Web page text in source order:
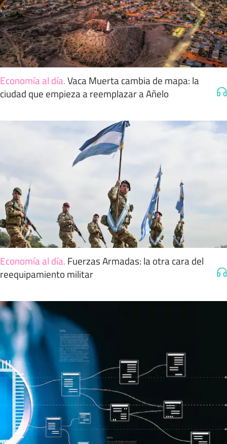
Economía al día.Vaca Muerta cambia de mapa: la
ciudad que empieza a reemplazar a Añelo
Economía al día. Fuerzas Armadas: la otra cara del
reequipamiento militar